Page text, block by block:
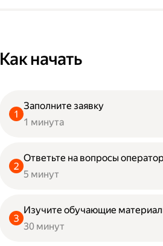
Как начать
Заполните заявку
1 минута
Ответьте на вопросы
5 минут
Изучите обучающие
30 минут